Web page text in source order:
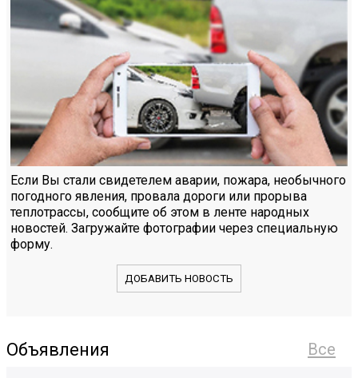
Если Вы стали свидетелем аварии, пожара, необычного
погодного явления, провала дороги или прорыва
теплотрассы, сообщите об этом в ленте народных
новостей. Загружайте фотографии через специальную
форму.
ДОБАВИТЬ НОВОСТЬ
Все
Объявления